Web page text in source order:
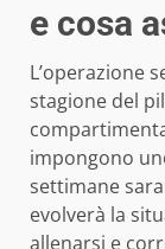
e cosa
L’operazione
stagione del
impongono
settimane
evolverà la
allenarsi e